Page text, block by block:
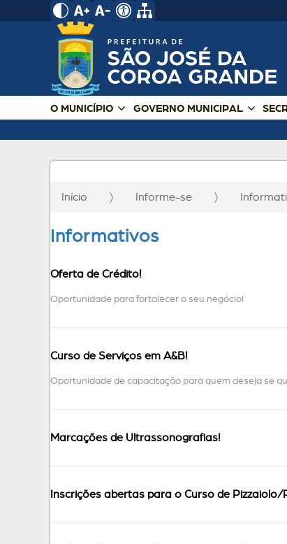
O MUNICÍPIO GOVERNO MUNICIPAL
Início Informe-se
Informativos
Oferta de Crédito!
Oportunidade para fortalecer o seu negócio!
Curso de Serviços em A&B!
Oportunidade de capacitação para quem deseja se
Marcações de Ultrassonografias!
Inscrições abertas para o Curso de Pizzaiolo/